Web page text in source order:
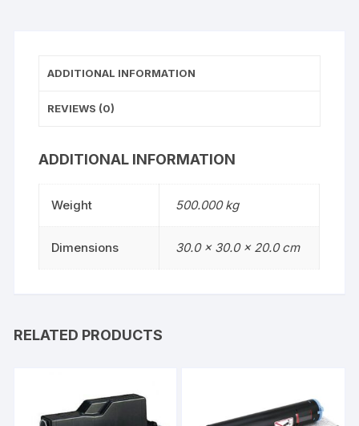
ADDITIONAL INFORMATION
REVIEWS (0)
ADDITIONAL INFORMATION
Weight 500.000 kg
Dimensions 30.0 × 30.0 × 20.0 cm
RELATED PRODUCTS